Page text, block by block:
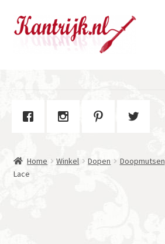
Ga
door
Ga
naar
Contact
Home Winkel Dopen Doopmutsen
Lace